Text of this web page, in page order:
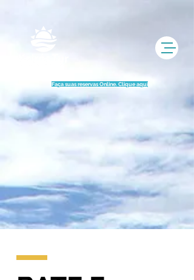
Faça suas reservas Online. Clique aqui